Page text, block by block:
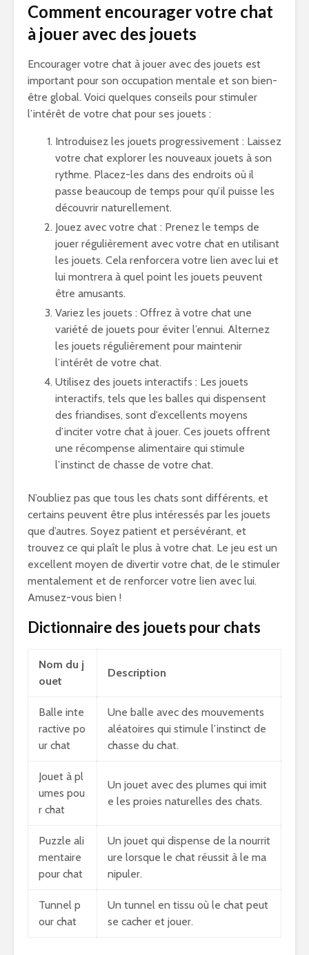
Comment encourager votre chat
à jouer avec des jouets
Encourager votre chat à jouer avec des jouets est
important pour son occupation mentale et son bien-
être global. Voici quelques conseils pour stimuler
l’intérêt de votre chat pour ses jouets :
Introduisez les jouets progressivement : Laissez
votre chat explorer les nouveaux jouets à son
rythme. Placez-les dans des endroits où il
passe beaucoup de temps pour qu’il puisse les
découvrir naturellement.
Jouez avec votre chat : Prenez le temps de
jouer régulièrement avec votre chat en utilisant
les jouets. Cela renforcera votre lien avec lui et
lui montrera à quel point les jouets peuvent
être amusants.
Variez les jouets : Offrez à votre chat une
variété de jouets pour éviter l’ennui. Alternez
les jouets régulièrement pour maintenir
l’intérêt de votre chat.
Utilisez des jouets interactifs : Les jouets
interactifs, tels que les balles qui dispensent
des friandises, sont d’excellents moyens
d’inciter votre chat à jouer. Ces jouets offrent
une récompense alimentaire qui stimule
l’instinct de chasse de votre chat.
N’oubliez pas que tous les chats sont différents, et
certains peuvent être plus intéressés par les jouets
que d’autres. Soyez patient et persévérant, et
trouvez ce qui plaît le plus à votre chat. Le jeu est un
excellent moyen de divertir votre chat, de le stimuler
mentalement et de renforcer votre lien avec lui.
Amusez-vous bien !
Dictionnaire des jouets pour chats
Nom du j
ouet
Description
Balle inte
ractive po
ur chat
Une balle avec des mouvements
aléatoires qui stimule l’instinct de
chasse du chat.
Jouet à pl
umes pou
r chat
Un jouet avec des plumes qui imit
e les proies naturelles des chats.
Puzzle ali
mentaire
pour chat
Un jouet qui dispense de la nourrit
ure lorsque le chat réussit à le ma
nipuler.
Tunnel p
our chat
Un tunnel en tissu où le chat peut
se cacher et jouer.